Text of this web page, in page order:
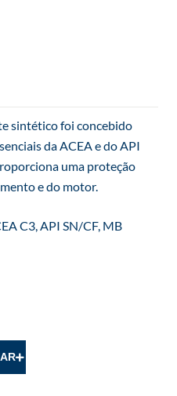
sintético foi concebido
da ACEA e do API
uma proteção
e do motor.
C3, API SN/CF, MB